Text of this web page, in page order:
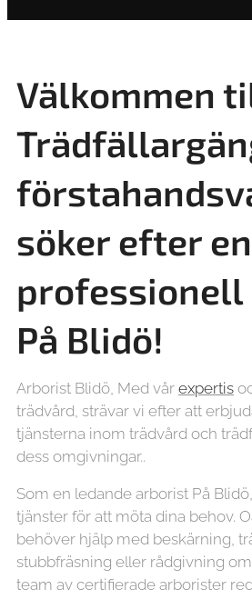
Välkommen
söker efter en
På Blidö!
Arborist Blidö, Med vår expertis
trädvård, strävar vi efter att
tjänsterna inom trädvård och
dess omgivningar..
Som en ledande arborist På
tjänster för att möta dina behov.
behöver hjälp med beskärning,
stubbfräsning eller rådgivning
team av certifierade arborister